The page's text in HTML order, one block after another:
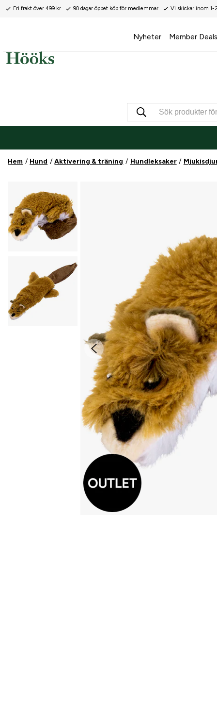
Fri frakt över 499 kr 90 dagar öppet köp för medlemmar Vi skickar inom 1-
Nyheter Member Deals
Hem Hund Aktivering & träning Hundleksaker